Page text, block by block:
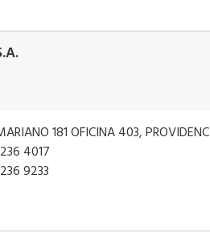
181 OFICINA 403,
4017
9233